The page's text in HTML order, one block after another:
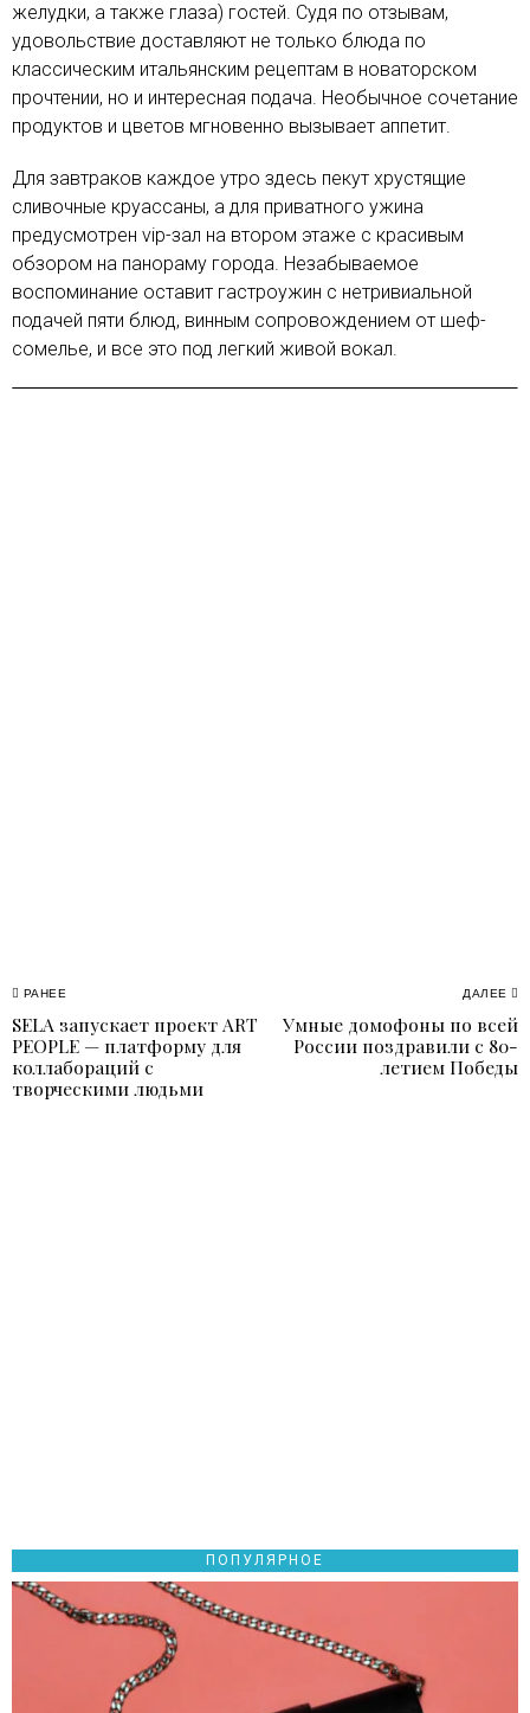
желудки, а также глаза) гостей. Судя по отзывам,
удовольствие доставляют не только блюда по
классическим итальянским рецептам в новаторском
прочтении, но и интересная подача. Необычное сочетание
продуктов и цветов мгновенно вызывает аппетит.
Для завтраков каждое утро здесь пекут хрустящие
сливочные круассаны, а для приватного ужина
предусмотрен vip-зал на втором этаже с красивым
обзором на панораму города. Незабываемое
воспоминание оставит гастроужин с нетривиальной
подачей пяти блюд, винным сопровождением от шеф-
сомелье, и все это под легкий живой вокал.
Навигация
по
записям
РАНЕЕ
Previous
post:
SELA запускает проект ART
PEOPLE — платформу для
коллабораций с
творческими людьми
ДАЛЕЕ
Умные домофоны по всей
России поздравили с 80-
летием Победы
ПОПУЛЯРНОЕ